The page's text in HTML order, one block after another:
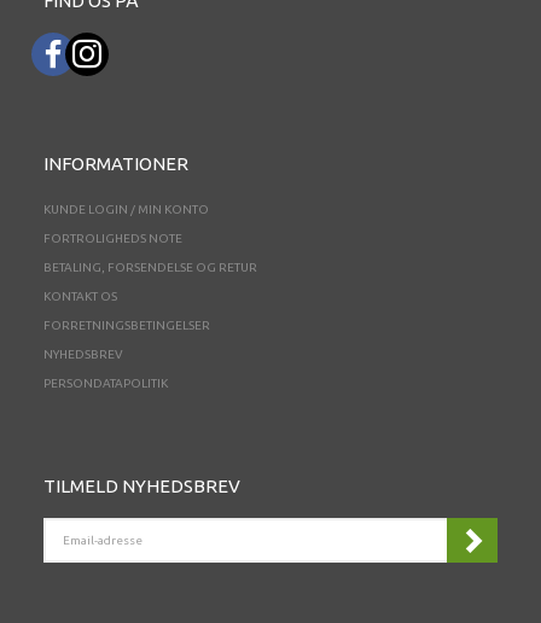
INFORMATIONER
KUNDE LOGIN / MIN KONTO
FORTROLIGHEDS NOTE
BETALING, FORSENDELSE OG RETUR
KONTAKT OS
FORRETNINGSBETINGELSER
NYHEDSBREV
PERSONDATAPOLITIK
TILMELD NYHEDSBREV
ADRESSE